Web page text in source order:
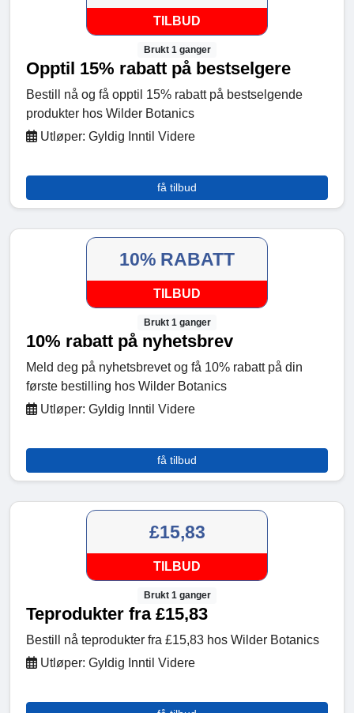
TILBUD
Brukt 1 ganger
Opptil 15% rabatt på bestselgere
Bestill nå og få opptil 15% rabatt på bestselgende
produkter hos Wilder Botanics
Utløper: Gyldig Inntil Videre
få tilbud
10% RABATT
TILBUD
Brukt 1 ganger
10% rabatt på nyhetsbrev
Meld deg på nyhetsbrevet og få 10% rabatt på din
første bestilling hos Wilder Botanics
Utløper: Gyldig Inntil Videre
få tilbud
£15,83
TILBUD
Brukt 1 ganger
Teprodukter fra £15,83
Bestill nå teprodukter fra £15,83 hos Wilder Botanics
Utløper: Gyldig Inntil Videre